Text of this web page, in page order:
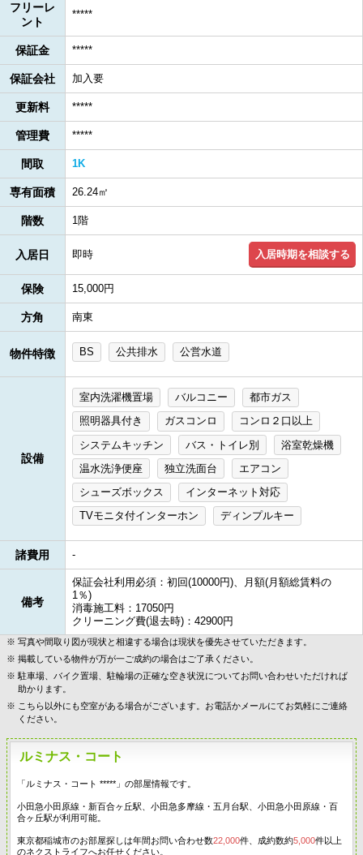
フリーレ
ント
*****
保証金 *****
保証会社 加入要
更新料 *****
管理費 *****
間取 1K
専有面積 26.24㎡
階数 1階
入居日 即時 入居時期を相談する
保険 15,000円
方角 南東
物件特徴 BS 公共排水 公営水道
設備
室内洗濯機置場 バルコニー
都市ガス
照明器具付き
ガスコンロ
コンロ２口以上
システムキッチン
バス・トイレ別
浴室乾燥機
温水洗浄便座
独立洗面台
エアコン
シューズボックス
インターネット対応
TVモニタ付インターホン
ディンプルキー
諸費用 -
備考
保証会社利用必須：初回(10000円)、月額(月額総賃料の
1％)
消毒施工料：17050円
クリーニング費(退去時)：42900円
写真や間取り図が現状と相違する場合は現状を優先させていただきます。
掲載している物件が万が一ご成約の場合はご了承ください。
駐車場、バイク置場、駐輪場の正確な空き状況についてお問い合わせいただければ
助かります。
こちら以外にも空室がある場合がございます。お電話かメールにてお気軽にご連絡
ください。
ルミナス・コート
「ルミナス・コート *****」の部屋情報です。
小田急小田原線・新百合ヶ丘駅、小田急多摩線・五月台駅、小田急小田原線・百
合ヶ丘駅が利用可能。
東京都稲城市のお部屋探しは年間お問い合わせ数22,000件、成約数約5,000件以上
のネクストライフへお任せください。